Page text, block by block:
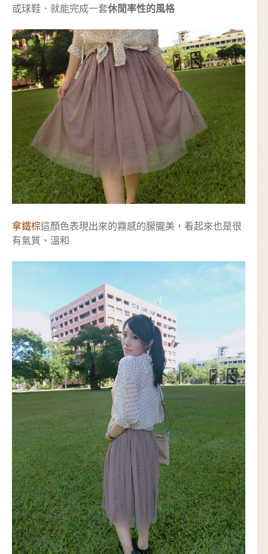
或球鞋．就能完成一套休閒率性的風格
拿鐵棕這顏色表現出來的霧感的朦朧美，看起來也是很
有氣質、溫和